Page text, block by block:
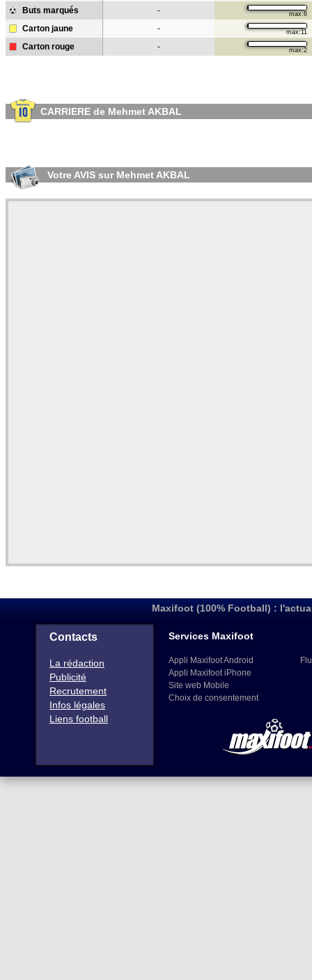
Buts marqués - max:6
Carton jaune - max:11
Carton rouge - max:2
CARRIERE de Mehmet AKBAL
Votre AVIS sur Mehmet AKBAL
Maxifoot (100% Football) :
Contacts
La rédaction
Publicité
Recrutement
Infos légales
Liens football
Services Maxifoot
Appli Maxifoot Android
Appli Maxifoot iPhone
Site web Mobile
Choix de consentement